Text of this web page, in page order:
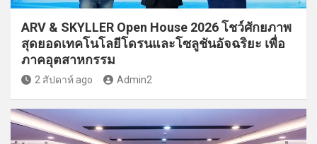
ARV & SKYLLER Open House 2026 โชว์ศักยภาพ
สุดยอดเทคโนโลยีโดรนและโซลูชันอัจฉริยะ เพื่อ
ภาคอุตสาหกรรม
2 สัปดาห์ ago Admin2